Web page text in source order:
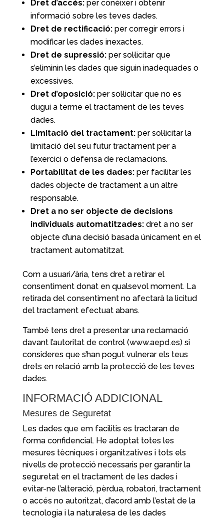
Dret d’accés:per conèixer i obtenir
informació sobre les teves dades.
Dret de rectificació:per corregir errors i
modificar les dades inexactes.
Dret de supressió:per sol·licitar que
s’eliminin les dades que siguin inadequades o
excessives.
Dret d’oposició:per sol·licitar que no es
dugui a terme el tractament de les teves
dades.
Limitació del tractament:per sol·licitar la
limitació del seu futur tractament per a
l’exercici o defensa de reclamacions.
Portabilitat de les dades:per facilitar les
dades objecte de tractament a un altre
responsable.
Dret a no ser objecte de decisions
individuals automatitzades:dret a no ser
objecte d’una decisió basada únicament en el
tractament automatitzat.
Com a usuari/ària, tens dret a retirar el
consentiment donat en qualsevol moment. La
retirada del consentiment no afectarà la licitud
del tractament efectuat abans.
També tens dret a presentar una reclamació
davant l’autoritat de control (www.aepd.es) si
consideres que s’han pogut vulnerar els teus
drets en relació amb la protecció de les teves
dades.
INFORMACIÓ ADDICIONAL
Mesures de Seguretat
Les dades que em facilitis es tractaran de
forma confidencial. He adoptat totes les
mesures tècniques i organitzatives i tots els
nivells de protecció necessaris per garantir la
seguretat en el tractament de les dades i
evitar-ne l’alteració, pèrdua, robatori, tractament
o accés no autoritzat, d’acord amb l’estat de la
tecnologia i la naturalesa de les dades